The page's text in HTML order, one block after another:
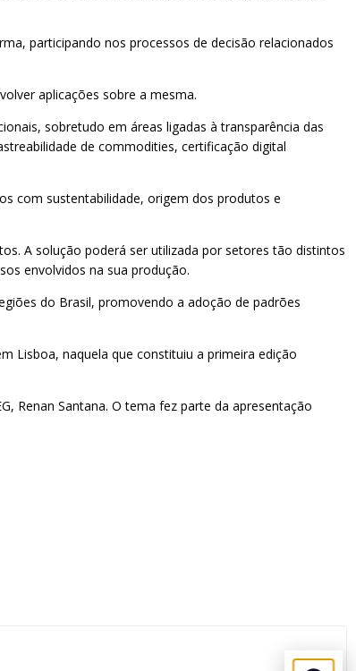
participando nos processos de decisão relacionados
aplicações sobre a mesma.
sobretudo em áreas ligadas à transparência das
de commodities, certificação digital
com sustentabilidade, origem dos produtos e
A solução poderá ser utilizada por setores tão distintos
envolvidos na sua produção.
do Brasil, promovendo a adoção de padrões
Lisboa, naquela que constituiu a primeira edição
Renan Santana. O tema fez parte da apresentação